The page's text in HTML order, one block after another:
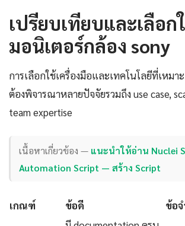
เปรียบเทียบและเลือก
มอนิเตอร์กล้อง sony
การเลือกใช้เครื่องมือและเทคโนโลยีที่เหม
ต้องพิจารณาหลายปัจจัยรวมถึง use case,
team expertise
เนื้อหาเกี่ยวข้อง — แนะนำให้อ่าน Nuclei
Automation Script — สร้าง Script
เกณฑ์ ข้อดี ข้อ